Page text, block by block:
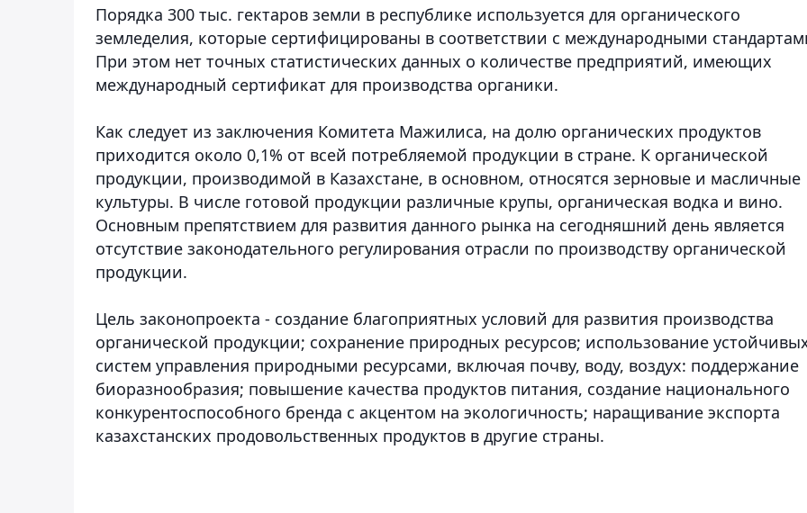
Порядка 300 тыс. гектаров земли в республике используется для органического
земледелия, которые сертифицированы в соответствии с международными
При этом нет точных статистических данных о количестве предприятий, имеющих
международный сертификат для производства органики.
Как следует из заключения Комитета Мажилиса, на долю органических продуктов
приходится около 0,1% от всей потребляемой продукции в стране. К органической
продукции, производимой в Казахстане, в основном, относятся зерновые и масличные
культуры. В числе готовой продукции различные крупы, органическая водка и вино.
Основным препятствием для развития данного рынка на сегодняшний день является
отсутствие законодательного регулирования отрасли по производству органической
продукции.
Цель законопроекта - создание благоприятных условий для развития производства
органической продукции; сохранение природных ресурсов; использование
систем управления природными ресурсами, включая почву, воду, воздух: поддержание
биоразнообразия; повышение качества продуктов питания, создание национального
конкурентоспособного бренда с акцентом на экологичность; наращивание экспорта
казахстанских продовольственных продуктов в другие страны.